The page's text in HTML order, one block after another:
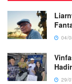
04/
29/